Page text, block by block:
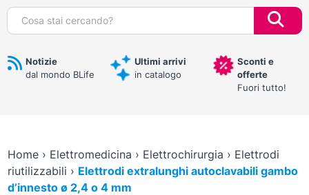
Cerca:
Notizie
dal mondo BLife
Ultimi arrivi
in catalogo
Sconti e
offerte
Fuori tutto!
Home› Elettromedicina › Elettrochirurgia › Elettrodi
riutilizzabili › Elettrodi extralunghi autoclavabili gambo
d’innesto ø 2,4 o 4 mm